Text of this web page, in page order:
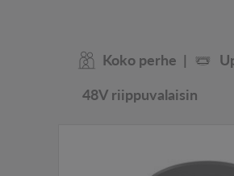
Koko perhe
48V riippuvalaisin